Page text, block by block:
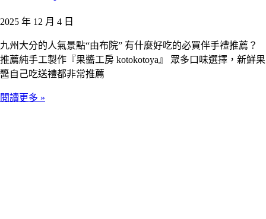
2025 年 12 月 4 日
九州大分的人氣景點“由布院” 有什麼好吃的必買伴手禮推薦？
推薦純手工製作『果醬工房 kotokotoya』 眾多口味選擇，新鮮果
醬自己吃送禮都非常推薦
閱讀更多 »